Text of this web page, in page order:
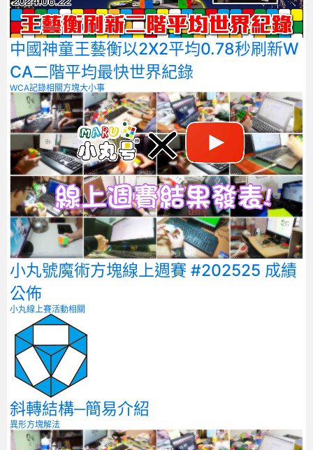
中國神童王藝衡以2X2平均0.78秒刷新W
CA二階平均最快世界紀錄
WCA記錄相關方塊大小事
小丸號魔術方塊線上週賽 #202525 成績
公佈
小丸線上賽活動相關
斜轉結構─簡易介紹
異形方塊解法